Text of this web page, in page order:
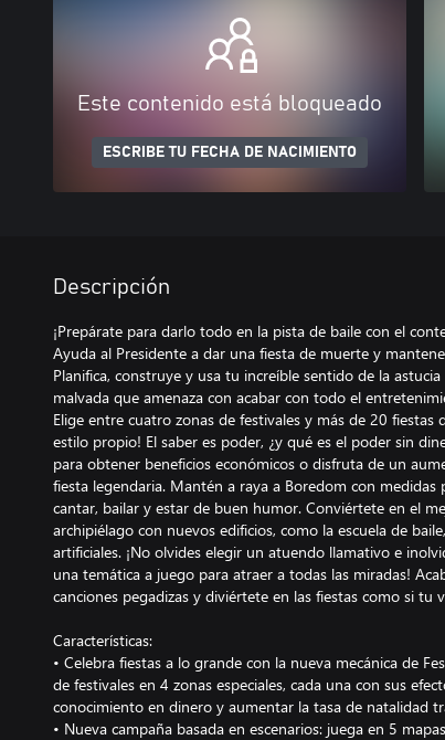
Este contenido está bloqueado
ESCRIBE TU FECHA DE NACIMIENTO
Descripción
¡Prepárate para darlo todo en la pista de baile con el
Ayuda al Presidente a dar una fiesta de muerte y
Planifica, construye y usa tu increíble sentido de la
malvada que amenaza con acabar con todo el
Elige entre cuatro zonas de festivales y más de 20 fiestas
estilo propio! El saber es poder, ¿y qué es el poder sin
para obtener beneficios económicos o disfruta de un
fiesta legendaria. Mantén a raya a Boredom con
cantar, bailar y estar de buen humor. Conviértete en el
archipiélago con nuevos edificios, como la escuela de
artificiales. ¡No olvides elegir un atuendo llamativo e
una temática a juego para atraer a todas las miradas!
canciones pegadizas y diviértete en las fiestas como si tu
Características:
• Celebra fiestas a lo grande con la nueva mecánica de
de festivales en 4 zonas especiales, cada una con sus
conocimiento en dinero y aumentar la tasa de natalidad
• Nueva campaña basada en escenarios: juega en 5